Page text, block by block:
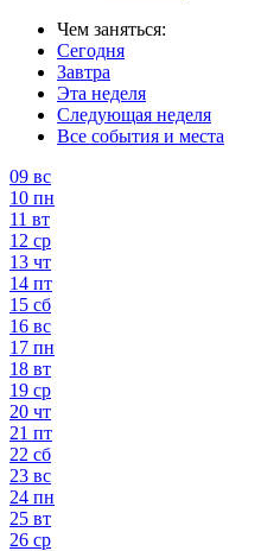
Чем заняться:
Сегодня
Завтра
Эта неделя
Следующая неделя
Все события и места
09 вс
10 пн
11 вт
12 ср
13 чт
14 пт
15 сб
16 вс
17 пн
18 вт
19 ср
20 чт
21 пт
22 сб
23 вс
24 пн
25 вт
26 ср